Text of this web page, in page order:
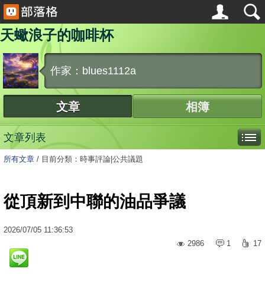
天蠍浪子的咖啡杯
作家：blues1112a
文章 相簿
文章列表
所有文章 / 目前分類：時事評論|公共議題
從頂新到中聯的油品爭議
2026/07/05 11:36:53
2986
1 17